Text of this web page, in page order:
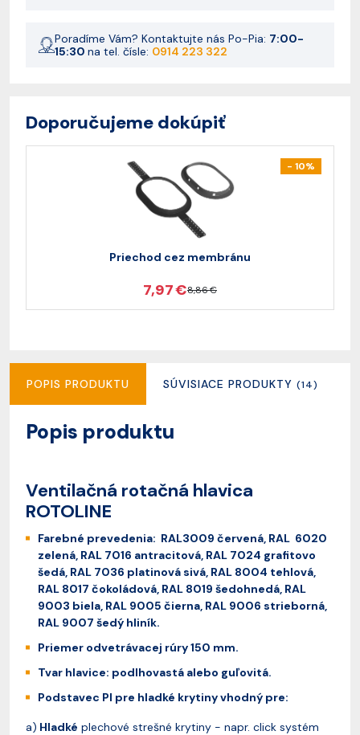
Poradíme Vám? Kontaktujte nás Po-Pia: 7:00-
15:30 na tel. čísle: 0914 223 322
Doporučujeme dokúpiť
- 10%
Priechod cez membránu
7,97 €8,86 €
POPIS PRODUKTU SÚVISIACE PRODUKTY (14)
Popis produktu
Ventilačná rotačná hlavica
ROTOLINE
Farebné prevedenia: RAL3009 červená, RAL 6020
zelená, RAL 7016 antracitová, RAL 7024 grafitovo
šedá, RAL 7036 platinová sivá, RAL 8004 tehlová,
RAL 8017 čokoládová, RAL 8019 šedohnedá, RAL
9003 biela, RAL 9005 čierna, RAL 9006 strieborná,
RAL 9007 šedý hliník.
Priemer odvetrávacej rúry 150 mm.
Tvar hlavice: podlhovastá alebo guľovitá.
Podstavec PI pre hladké krytinyvhodný pre:
a) Hladké plechové strešné krytiny - napr. click systém